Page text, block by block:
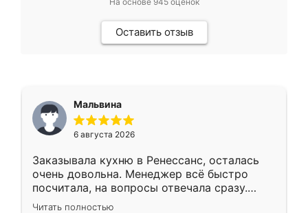
Оставить отзыв
Мальвина
6 августа 2026
Заказывала кухню в Ренессанс, осталась
очень довольна. Менеджер всё быстро
посчитала, на вопросы отвечала сразу.
Замерщик приехал в субботу, подошёл к
Читать полностью